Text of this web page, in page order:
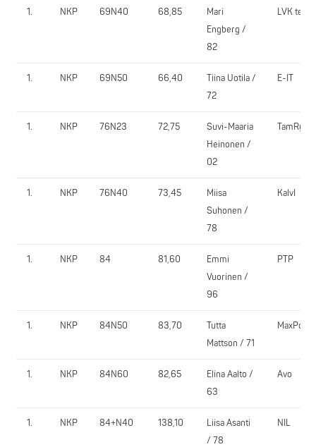
1. NKP 69N40 68,85
Mari
Engberg /
82
LVK team
1. NKP 69N50 66,40
Tiina Uotila /
72
E-IT
1. NKP 76N23 72,75
Suvi-Maaria
Heinonen /
02
TamRy
1. NKP 76N40 73,45
Miisa
Suhonen /
78
KalvI
1. NKP 84 81,60
Emmi
Vuorinen /
96
PTP
1. NKP 84N50 83,70
Tutta
Mattson / 71
1. NKP 84N60 82,65
Elina Aalto /
63
Avo
1. NKP 84+N40 138,10
Liisa Asanti
/ 78
NIL